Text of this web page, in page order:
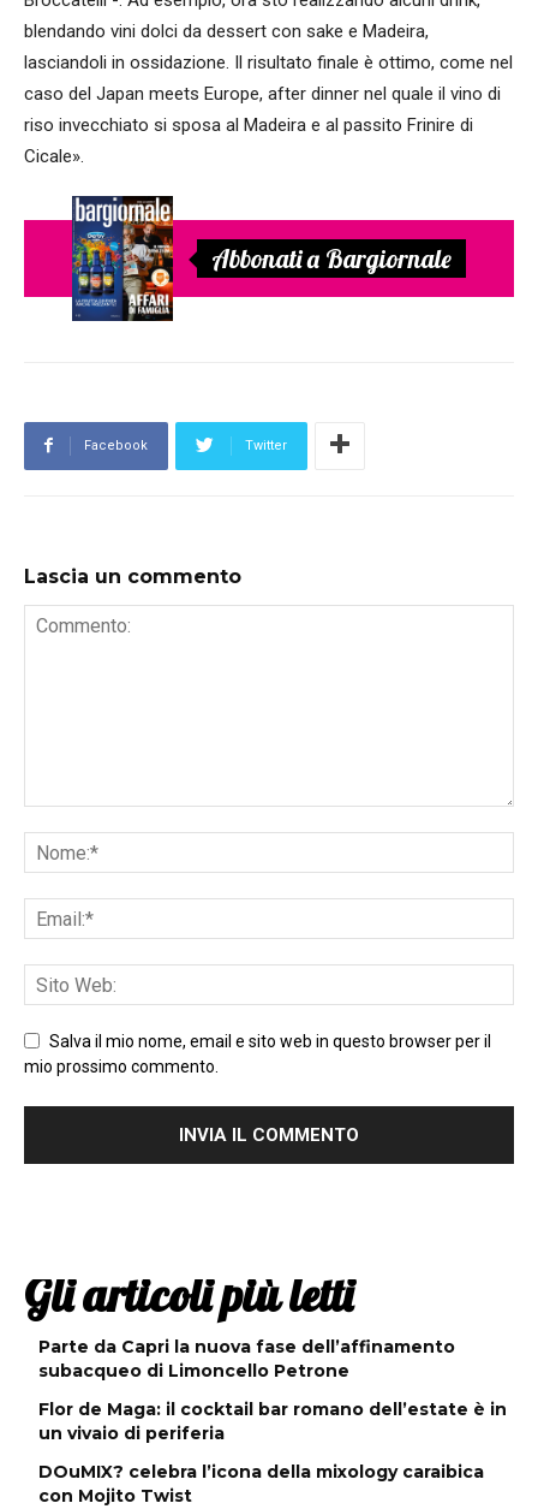
blendando vini dolci da dessert con sake e Madeira,
lasciandoli in ossidazione. Il risultato finale è ottimo, come nel
caso del Japan meets Europe, after dinner nel quale il vino di
riso invecchiato si sposa al Madeira e al passito Frinire di
Cicale».
Abbonati a Bargiornale
Facebook Twitter
Lascia un commento
Salva il mio nome, email e sito web in questo browser per il
mio prossimo commento.
Gli articoli più letti
Parte da Capri la nuova fase dell’affinamento
subacqueo di Limoncello Petrone
Flor de Maga: il cocktail bar romano dell’estate è in
un vivaio di periferia
DOuMIX? celebra l’icona della mixology caraibica
con Mojito Twist